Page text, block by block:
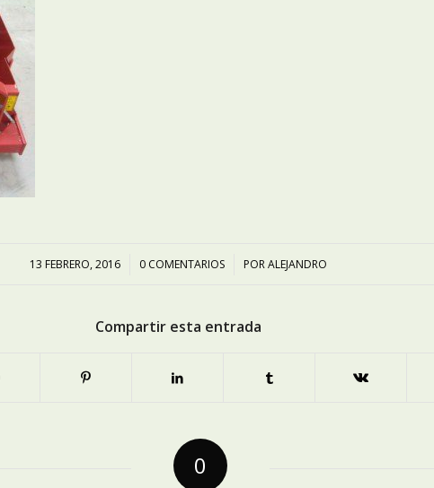
13 FEBRERO, 2016
/ 0 COMENTARIOS
/ PORALEJANDRO
Compartir esta entrada
0